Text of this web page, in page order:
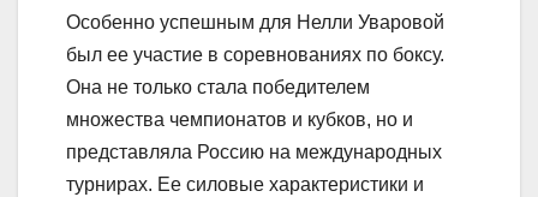
Особенно успешным для Нелли Уваровой
был ее участие в соревнованиях по боксу.
Она не только стала победителем
множества чемпионатов и кубков, но и
представляла Россию на международных
турнирах. Ее силовые характеристики и